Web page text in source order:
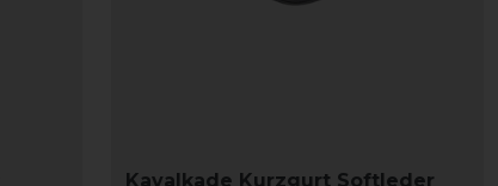
Kavalkade Kurzgurt Softleder